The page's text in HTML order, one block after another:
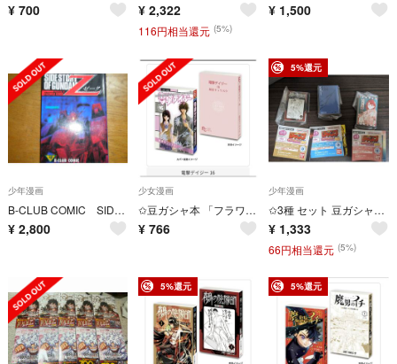
¥ 700 ¥ 2,322
116円相当還元 (5%)
¥ 1,500
少年漫画
B-CLUB COMIC SIDE STORY OF GUNDAM Z 近藤和久
¥ 2,800
少女漫画
✩豆ガシャ本 「フラワーコミックス」 電撃デイジー 16
¥ 766
5%還元
少年漫画
✩3種 セット 豆ガシャ本「週刊少年 ジャンプコミックスコレクション」03
¥ 1,333
66円相当還元 (5%)
5%還元 5%還元